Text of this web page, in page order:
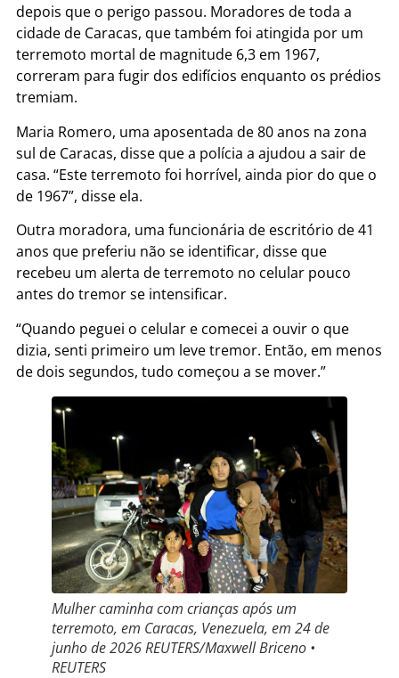
depois que o perigo passou. Moradores de toda a
cidade de Caracas, que também foi atingida por um
terremoto mortal de magnitude 6,3 em 1967,
correram para fugir dos edifícios enquanto os prédios
tremiam.
Maria Romero, uma aposentada de 80 anos na zona
sul de Caracas, disse que a polícia a ajudou a sair de
casa. “Este terremoto foi horrível, ainda pior do que o
de 1967”, disse ela.
Outra moradora, uma funcionária de escritório de 41
anos que preferiu não se identificar, disse que
recebeu um alerta de terremoto no celular pouco
antes do tremor se intensificar.
“Quando peguei o celular e comecei a ouvir o que
dizia, senti primeiro um leve tremor. Então, em menos
de dois segundos, tudo começou a se mover.”
Mulher caminha com crianças após um
terremoto, em Caracas, Venezuela, em 24 de
junho de 2026 REUTERS/Maxwell Briceno •
REUTERS